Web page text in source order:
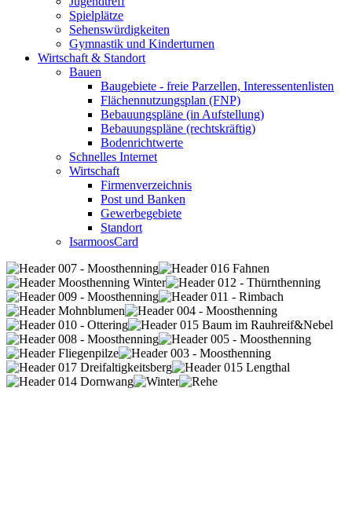
Spielplätze
Sehenswürdigkeiten
Gymnastik und Kinderturnen
Wirtschaft & Standort
Bauen
Baugebiete - freie Parzellen, Interessentenlisten
Flächennutzungsplan (FNP)
Bebauungspläne (in Aufstellung)
Bebauungspläne (rechtskräftig)
Bodenrichtwerte
Schnelles Internet
Wirtschaft
Firmenverzeichnis
Post und Banken
Gewerbegebiete
Standort
IsarmoosCard